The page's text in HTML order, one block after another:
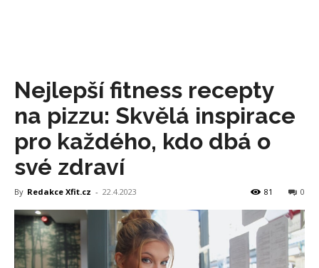
Nejlepší fitness recepty
na pizzu: Skvělá inspirace
pro každého, kdo dbá o
své zdraví
By Redakce Xfit.cz - 22.4.2023 0
81